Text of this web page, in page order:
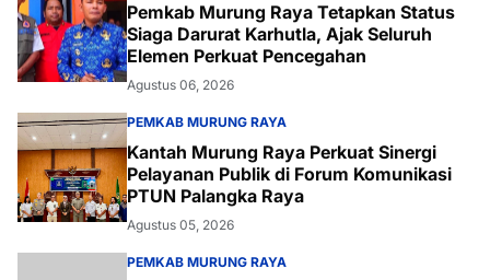
Pemkab Murung Raya Tetapkan Status
Siaga Darurat Karhutla, Ajak Seluruh
Elemen Perkuat Pencegahan
Agustus 06, 2026
PEMKAB MURUNG RAYA
Kantah Murung Raya Perkuat Sinergi
Pelayanan Publik di Forum Komunikasi
PTUN Palangka Raya
Agustus 05, 2026
PEMKAB MURUNG RAYA